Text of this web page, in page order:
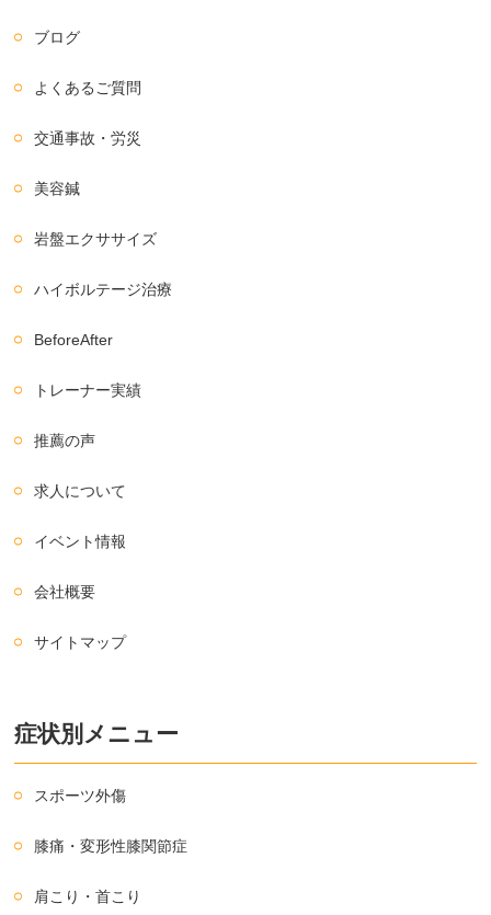
ブログ
よくあるご質問
交通事故・労災
美容鍼
岩盤エクササイズ
ハイボルテージ治療
BeforeAfter
トレーナー実績
推薦の声
求人について
イベント情報
会社概要
サイトマップ
症状別メニュー
スポーツ外傷
膝痛・変形性膝関節症
肩こり・首こり